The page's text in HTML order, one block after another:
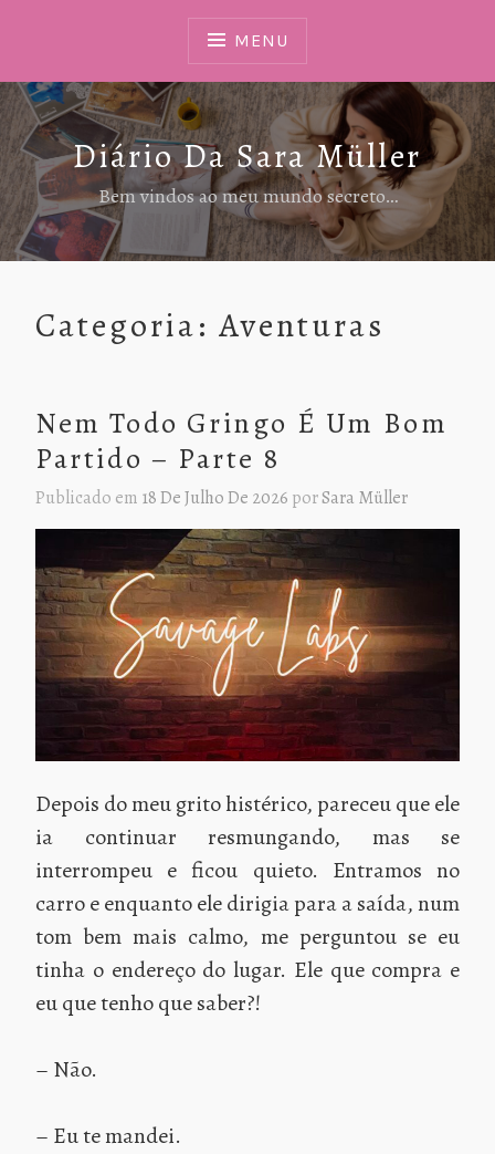
MENU
Diário Da Sara Müller
Bem vindos ao meu mundo secreto…
Categoria: Aventuras
Nem Todo Gringo É Um Bom
Partido – Parte 8
Publicado em 18 De Julho De 2026 porSara Müller
Depois do meu grito histérico, pareceu que ele
ia continuar resmungando, mas se
interrompeu e ficou quieto. Entramos no
carro e enquanto ele dirigia para a saída, num
tom bem mais calmo, me perguntou se eu
tinha o endereço do lugar. Ele que compra e
eu que tenho que saber?!
– Não.
– Eu te mandei.